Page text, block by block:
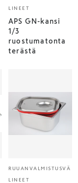
LINEET
APS GN-kansi
1/3
ruostumatonta
terästä
RUUANVALMISTUSVÄ
LINEET